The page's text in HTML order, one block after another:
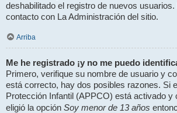
deshabilitado el registro de nuevos
contacto con La Administración del sitio.
Arriba
Me he registrado ¡y no me puedo
Primero, verifique su nombre de usuario y
está correcto, hay dos posibles razones. Si
Protección Infantil (APPCO) está activado y
eligió la opción Soy menor de 13 años